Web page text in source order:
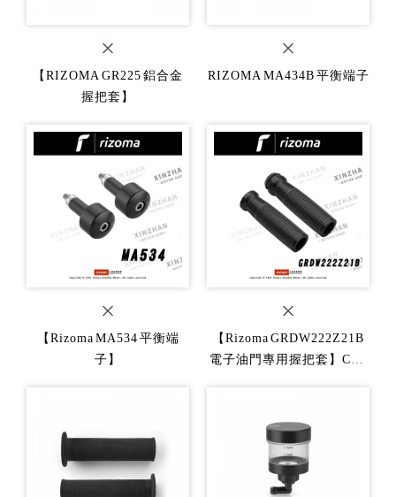
【RIZOMA GR225 鋁合金
握把套】
RIZOMA MA434B 平衡端子
【Rizoma MA534 平衡端
子】
【Rizoma GRDW222Z21B
電子油門專用握把套】CB1